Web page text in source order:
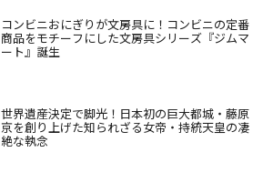
コンビニおにぎりが文房具に！コンビニの定番
商品をモチーフにした文房具シリーズ『ジムマ
ート』誕生
世界遺産決定で脚光！日本初の巨大都城・藤原
京を創り上げた知られざる女帝・持統天皇の凄
絶な執念